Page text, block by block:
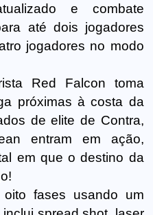
e combate
até dois jogadores
jogadores no modo
Red Falcon toma
próximas à costa da
de elite de Contra,
entram em ação,
em que o destino da
fases usando um